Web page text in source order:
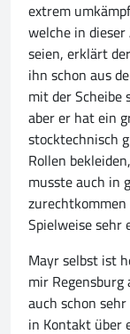
extrem
welche in
seien, erklärt
ihn schon aus
mit der Scheibe
aber er hat ein
stocktechnisch
Rollen
musste auch in
Spielweise sehr
Mayr selbst ist
mir
auch schon
in Kontakt über